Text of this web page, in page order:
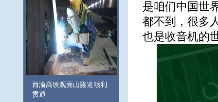
西渝高铁观面山隧道顺利
贯通
是咱们中国世
都不到，很多
也是收音机的